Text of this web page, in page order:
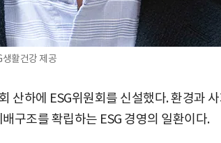
활건강 제공
산하에 ESG위원회를 신설했다. 환경과
구조를 확립하는 ESG 경영의 일환이다.